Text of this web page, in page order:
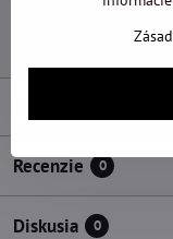
Pridať k Obľúbeným
Topmaster
Recenzie 0
Diskusia 0